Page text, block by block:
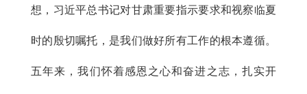
想，习近平总书记对甘肃重要指示要求和视察临夏
时的殷切嘱托，是我们做好所有工作的根本遵循。
五年来，我们怀着感恩之心和奋进之志，扎实开